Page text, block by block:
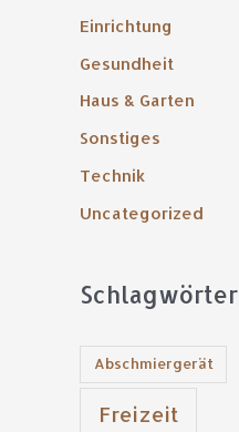
a
c
h
:
Einrichtung
Gesundheit
Haus & Garten
Sonstiges
Technik
Uncategorized
Schlagwörter
Abschmiergerät
Freizeit